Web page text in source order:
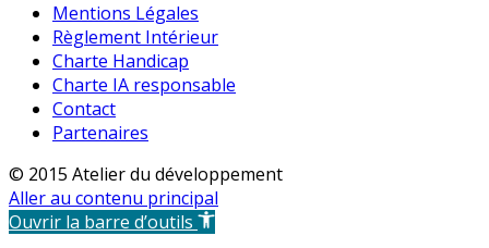
Mentions Légales
Règlement Intérieur
Charte Handicap
Charte IA responsable
Contact
Partenaires
© 2015 Atelier du développement
Aller au contenu principal
Ouvrir la barre d’outils